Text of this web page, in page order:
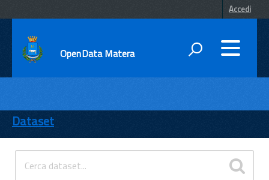
Accedi
OpenData Matera
ENTI
TEMI
INFORMAZIONI
Dataset